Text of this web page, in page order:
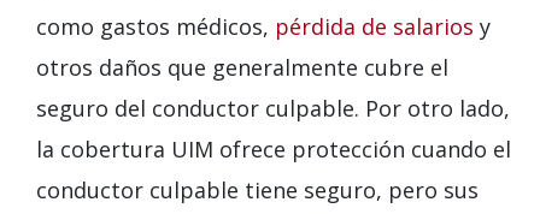
como gastos médicos, pérdida de salarios y
otros daños que generalmente cubre el
seguro del conductor culpable. Por otro lado,
la cobertura UIM ofrece protección cuando el
conductor culpable tiene seguro, pero sus